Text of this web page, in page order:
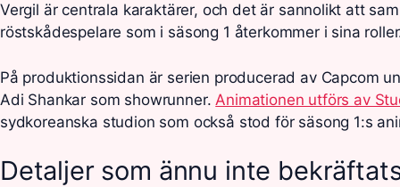
Vergil är centrala karaktärer, och det är sannolikt att
röstskådespelare som i säsong 1 återkommer i sina
På produktionssidan är serien producerad av Capcom
Adi Shankar som showrunner. Animationen utförs av
sydkoreanska studion som också stod för säsong 1:s
Detaljer som ännu inte